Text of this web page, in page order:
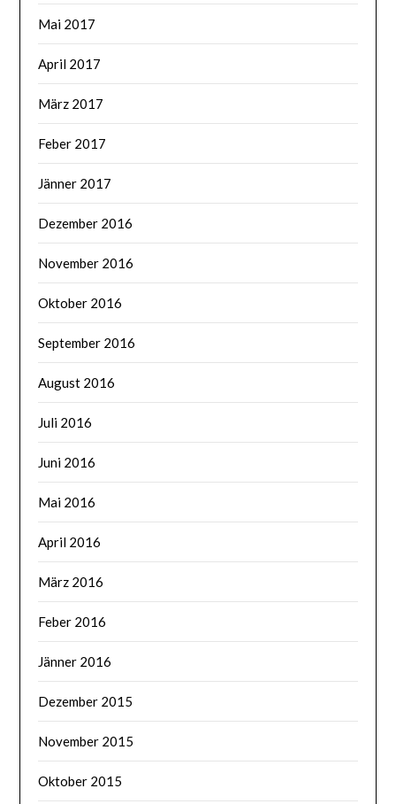
Mai 2017
April 2017
März 2017
Feber 2017
Jänner 2017
Dezember 2016
November 2016
Oktober 2016
September 2016
August 2016
Juli 2016
Juni 2016
Mai 2016
April 2016
März 2016
Feber 2016
Jänner 2016
Dezember 2015
November 2015
Oktober 2015